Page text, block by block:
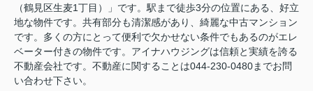
（鶴見区生麦1丁目）」です。駅まで徒歩3分の位置にある、好立
地な物件です。共有部分も清潔感があり、綺麗な中古マンション
です。多くの方にとって便利で欠かせない条件でもあるのがエレ
ベーター付きの物件です。アイナハウジングは信頼と実績を誇る
不動産会社です。不動産に関することは044-230-0480までお問
い合わせ下さい。